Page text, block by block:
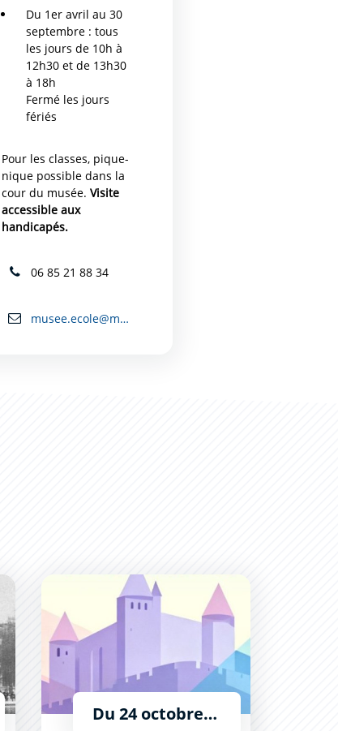
Du 1er avril au 30
septembre : tous
les jours de 10h à
12h30 et de 13h30
à 18h
Fermé les jours
fériés
Pour les classes, pique-
nique possible dans la
cour du musée.Visite
accessible aux
handicapés.
06 85 21 88 34
musee.ecole@mairie-carcassonne.fr
de Vies
Salon d&#039;automne 48ème Rencontre des
Du 24 octobre au 1er novembre. Du lundi au samedi de 10h à 12h et de 14h à 19h le dimanche de 14h à 18h.